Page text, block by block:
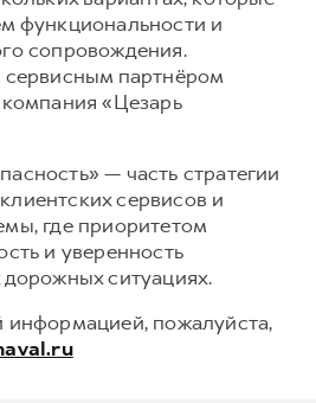
функциональности и
сопровождения.
сервисным партнёром
«Цезарь
— часть стратегии
сервисов и
где приоритетом
и уверенность
ситуациях.
информацией, пожалуйста,